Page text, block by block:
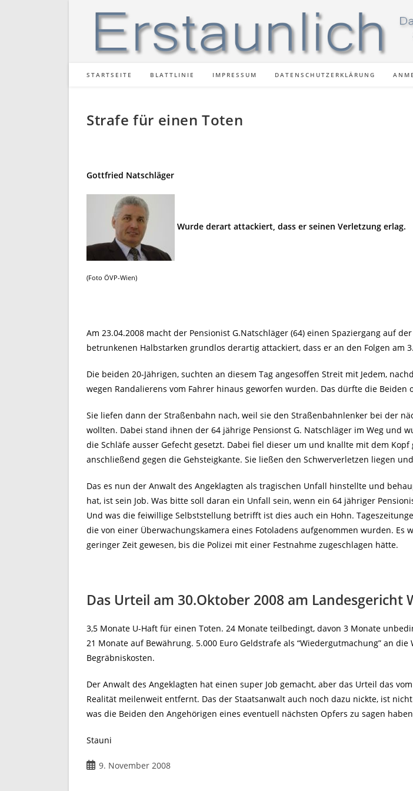
STARTSEITE BLATTLINIE IMPRESSUM DATENSCHUTZERKLÄRUNG
Strafe für einen Toten
Gottfried Natschläger
Wurde derart attackiert, dass er seinen Verletzung erlag.
(Foto ÖVP-Wien)
Am 23.04.2008 macht der Pensionist G.Natschläger (64) einen Spaziergang auf
betrunkenen Halbstarken grundlos derartig attackiert, dass er an den Folgen am
Die beiden 20-Jährigen, suchten an diesem Tag angesoffen Streit mit Jedem,
wegen Randalierens vom Fahrer hinaus geworfen wurden. Das dürfte die
Sie liefen dann der Straßenbahn nach, weil sie den Straßenbahnlenker bei der
wollten. Dabei stand ihnen der 64 jährige Pensionst G. Natschläger im Weg und
die Schläfe ausser Gefecht gesetzt. Dabei fiel dieser um und knallte mit dem Kopf
anschließend gegen die Gehsteigkante. Sie ließen den Schwerverletzen liegen
Das es nun der Anwalt des Angeklagten als tragischen Unfall hinstellte und
hat, ist sein Job. Was bitte soll daran ein Unfall sein, wenn ein 64 jähriger
Und was die feiwillige Selbststellung betrifft ist dies auch ein Hohn.
die von einer Überwachungskamera eines Fotoladens aufgenommen wurden. Es
geringer Zeit gewesen, bis die Polizei mit einer Festnahme zugeschlagen hätte.
Das Urteil am 30.Oktober 2008 am Landesgericht
3,5 Monate U-Haft für einen Toten. 24 Monate teilbedingt, davon 3 Monate
21 Monate auf Bewährung. 5.000 Euro Geldstrafe als “Wiedergutmachung” an die
Begräbniskosten.
Der Anwalt des Angeklagten hat einen super Job gemacht, aber das Urteil das
Realität meilenweit entfernt. Das der Staatsanwalt auch noch dazu nickte, ist
was die Beiden den Angehörigen eines eventuell nächsten Opfers zu sagen
Stauni
Beitrag
9. November 2008